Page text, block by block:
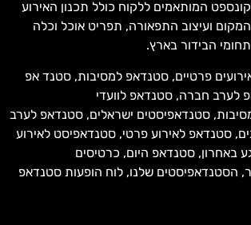
המותאמים ללקוח כולל תכנון האירוע
ועיצוב התפאורה, תפריט אוכל וכלה
הבידור בארץ.
פרטיים, סטנדאפ למסיבות, סטנד אפ
לערב חברה, סטנדאפ לוועדי
, סטנדאפיסטים ישראלים, סטנדאפ לערב
, סטנדאפ לאירוע פרטי, סטנדאפיסט לאירוע
באחרון, סטנדאפ היום, כרטיסים
הסטנדאפיסטים שלנו, לוח הופעות סטנדאפ